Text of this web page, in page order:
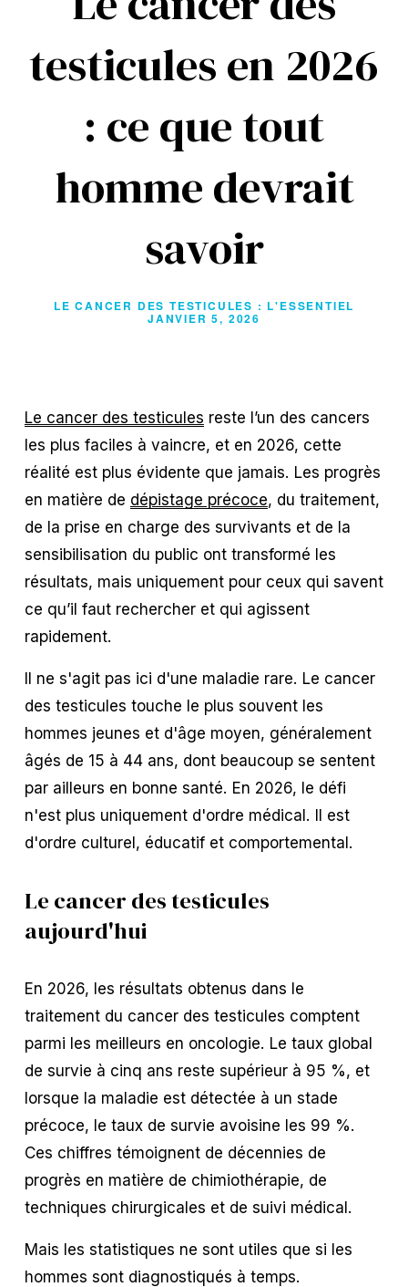
testicules en 2026
: ce que tout
homme devrait
savoir
LE CANCER DES TESTICULES : L'ESSENTIEL
JANVIER 5, 2026
Le cancer des testicules reste l’un des cancers
les plus faciles à vaincre, et en 2026, cette
réalité est plus évidente que jamais. Les progrès
en matière de dépistage précoce, du traitement,
de la prise en charge des survivants et de la
sensibilisation du public ont transformé les
résultats, mais uniquement pour ceux qui savent
ce qu’il faut rechercher et qui agissent
rapidement.
Il ne s'agit pas ici d'une maladie rare. Le cancer
des testicules touche le plus souvent les
hommes jeunes et d'âge moyen, généralement
âgés de 15 à 44 ans, dont beaucoup se sentent
par ailleurs en bonne santé. En 2026, le défi
n'est plus uniquement d'ordre médical. Il est
d'ordre culturel, éducatif et comportemental.
Le cancer des testicules
aujourd'hui
En 2026, les résultats obtenus dans le
traitement du cancer des testicules comptent
parmi les meilleurs en oncologie. Le taux global
de survie à cinq ans reste supérieur à 95 %, et
lorsque la maladie est détectée à un stade
précoce, le taux de survie avoisine les 99 %.
Ces chiffres témoignent de décennies de
progrès en matière de chimiothérapie, de
techniques chirurgicales et de suivi médical.
Mais les statistiques ne sont utiles que si les
hommes sont diagnostiqués à temps.